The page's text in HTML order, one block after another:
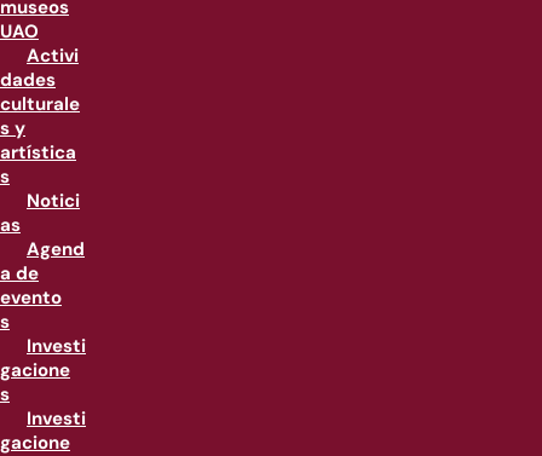
museos
UAO
Activi
dades
culturale
s y
artística
s
Notici
as
Agend
a de
evento
s
Investi
gacione
s
Investi
gacione